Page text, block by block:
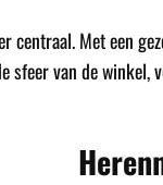
centraal. Met een
sfeer van de winkel,